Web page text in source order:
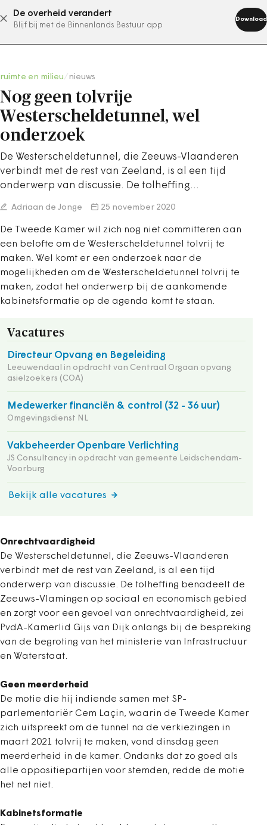
De overheid verandert
Blijf bij met de Binnenlands Bestuur app
Download
abonneer nu
ruimte en milieu nieuws
Nog geen tolvrije
Westerscheldetunnel, wel
onderzoek
De Westerscheldetunnel, die Zeeuws-Vlaanderen
verbindt met de rest van Zeeland, is al een tijd
onderwerp van discussie. De tolheffing…
Adriaan de Jonge 25 november 2020
De Tweede Kamer wil zich nog niet committeren aan
een belofte om de Westerscheldetunnel tolvrij te
maken. Wel komt er een onderzoek naar de
mogelijkheden om de Westerscheldetunnel tolvrij te
maken, zodat het onderwerp bij de aankomende
kabinetsformatie op de agenda komt te staan.
Vacatures
Directeur Opvang en Begeleiding
Leeuwendaal in opdracht van Centraal Orgaan opvang
asielzoekers (COA)
Medewerker financiën & control (32 - 36 uur)
Omgevingsdienst NL
Vakbeheerder Openbare Verlichting
JS Consultancy in opdracht van gemeente Leidschendam-
Voorburg
Bekijk alle vacatures
Onrechtvaardigheid
De Westerscheldetunnel, die Zeeuws-Vlaanderen
verbindt met de rest van Zeeland, is al een tijd
onderwerp van discussie. De tolheffing benadeelt de
Zeeuws-Vlamingen op sociaal en economisch gebied
en zorgt voor een gevoel van onrechtvaardigheid, zei
PvdA-Kamerlid Gijs van Dijk onlangs bij de bespreking
van de begroting van het ministerie van Infrastructuur
en Waterstaat.
Geen meerderheid
De motie die hij indiende samen met SP-
parlementariër Cem Laçin, waarin de Tweede Kamer
zich uitspreekt om de tunnel na de verkiezingen in
maart 2021 tolvrij te maken, vond dinsdag geen
meerderheid in de kamer. Ondanks dat zo goed als
alle oppositiepartijen voor stemden, redde de motie
het net niet.
Kabinetsformatie